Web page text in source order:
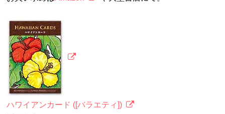
ハワイアンカード ([バラエティ])